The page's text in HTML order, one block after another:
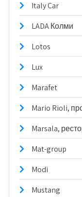
Italy Car
LADA Колми
Lotos
Lux
Marafet
Mario Rioli,
Marsala,
Mat-group
Modi
Mustang